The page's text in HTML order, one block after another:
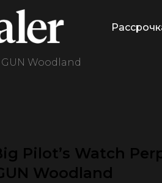
Woodland
Pilot’s Watch
Woodland